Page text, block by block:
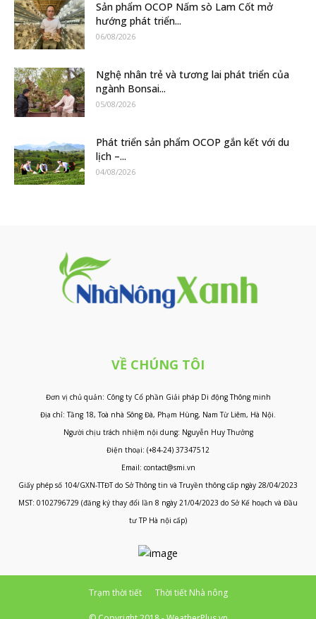
Sản phẩm OCOP Nấm sò Lam Cốt mở
hướng phát triển...
06/08/2026
Nghệ nhân trẻ và tương lai phát triển của
ngành Bonsai...
05/08/2026
Phát triển sản phẩm OCOP gắn kết với du
lịch –...
04/08/2026
VỀ CHÚNG TÔI
Đơn vị chủ quản: Công ty Cổ phần Giải pháp Di động Thông minh
Địa chỉ: Tầng 18, Toà nhà Sông Đà, Phạm Hùng, Nam Từ Liêm, Hà Nội.
Người chịu trách nhiệm nội dung: Nguyễn Huy Thưởng
Điện thoại: (+84-24) 37347512
Email: contact@smi.vn
Giấy phép số 104/GXN-TTĐT do Sở Thông tin và Truyền thông cấp ngày 28/04/2023
MST: 0102796729 (đăng ký thay đổi lần 8 ngày 21/04/2023 do Sở Kế hoạch và Đầu
tư TP Hà nội cấp)
Trạm thời tiết Thời tiết Nhà nông